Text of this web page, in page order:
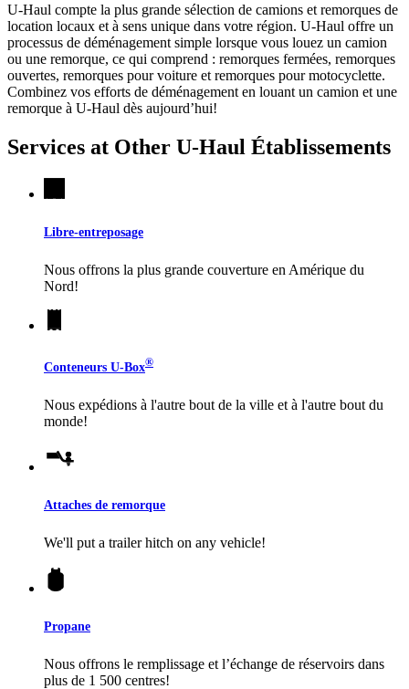
U-Haul compte la plus grande sélection de camions et remorques de
location locaux et à sens unique dans votre région. U-Haul offre un
processus de déménagement simple lorsque vous louez un camion
ou une remorque, ce qui comprend : remorques fermées, remorques
ouvertes, remorques pour voiture et remorques pour motocyclette.
Combinez vos efforts de déménagement en louant un camion et une
remorque à U-Haul dès aujourd’hui!
Services at Other U-Haul Établissements
Libre-entreposage
Nous offrons la plus grande couverture en Amérique du
Nord!
Conteneurs U-Box®
Nous expédions à l'autre bout de la ville et à l'autre bout du
monde!
Attaches de remorque
We'll put a trailer hitch on any vehicle!
Propane
Nous offrons le remplissage et l’échange de réservoirs dans
plus de 1 500 centres!